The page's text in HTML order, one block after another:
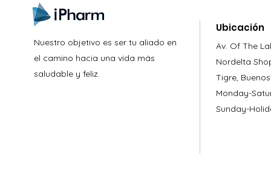
Nuestro objetivo es ser tu aliado en
el camino hacia una vida más
saludable y feliz.
Ubicación
Av. Of The
Nordelta
Tigre,
Monday-
Sunday-